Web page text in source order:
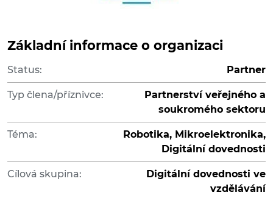
Základní informace o organizaci
Status: Partner
Typ člena/příznivce:
Partnerství veřejného a
soukromého sektoru
Téma:
Robotika, Mikroelektronika,
Digitální dovednosti
Cílová skupina:
Digitální dovednosti ve
vzdělávání